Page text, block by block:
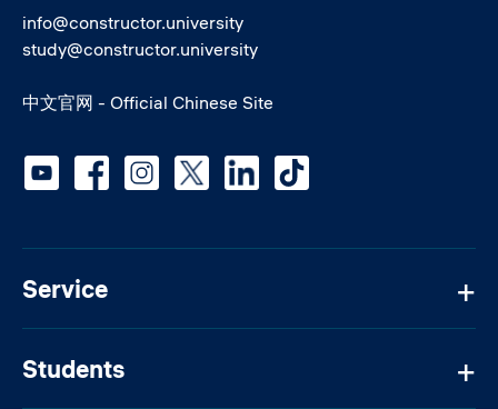
info@constructor.university
study@constructor.university
中文官网 - Official Chinese Site
Service
Students
Social media